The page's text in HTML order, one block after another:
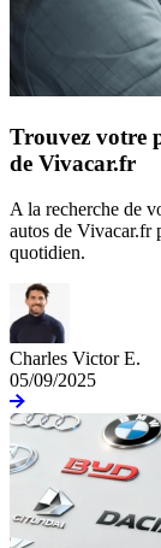
Trouvez votre
de Vivacar.fr
A la recherche de
autos de Vivacar.fr
quotidien.
Charles Victor E.
05/09/2025